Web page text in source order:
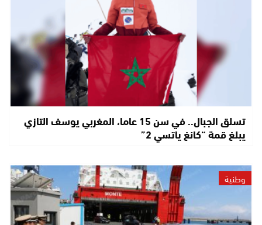
تسلق الجبال.. في سن 15 عاما، المغربي يوسف التازي
يبلغ قمة “كانغ ياتسي 2”
وطنية